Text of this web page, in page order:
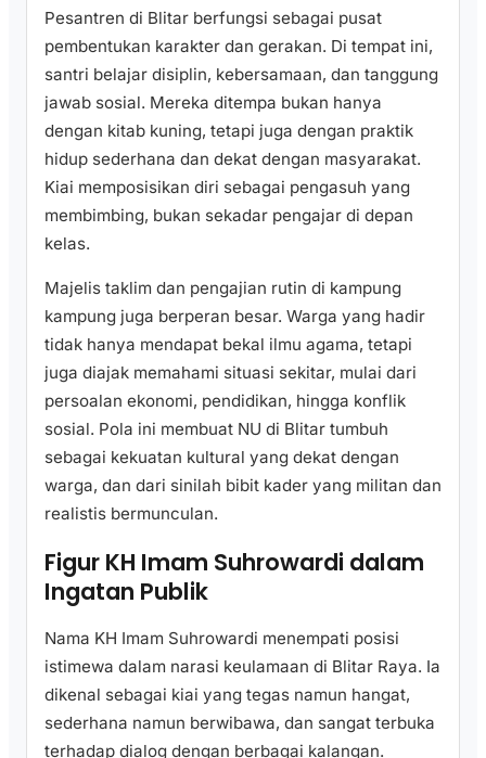
Pesantren di Blitar berfungsi sebagai pusat
pembentukan karakter dan gerakan. Di tempat ini,
santri belajar disiplin, kebersamaan, dan tanggung
jawab sosial. Mereka ditempa bukan hanya
dengan kitab kuning, tetapi juga dengan praktik
hidup sederhana dan dekat dengan masyarakat.
Kiai memposisikan diri sebagai pengasuh yang
membimbing, bukan sekadar pengajar di depan
kelas.
Majelis taklim dan pengajian rutin di kampung
kampung juga berperan besar. Warga yang hadir
tidak hanya mendapat bekal ilmu agama, tetapi
juga diajak memahami situasi sekitar, mulai dari
persoalan ekonomi, pendidikan, hingga konflik
sosial. Pola ini membuat NU di Blitar tumbuh
sebagai kekuatan kultural yang dekat dengan
warga, dan dari sinilah bibit kader yang militan dan
realistis bermunculan.
Figur KH Imam Suhrowardi dalam
Ingatan Publik
Nama KH Imam Suhrowardi menempati posisi
istimewa dalam narasi keulamaan di Blitar Raya. Ia
dikenal sebagai kiai yang tegas namun hangat,
sederhana namun berwibawa, dan sangat terbuka
terhadap dialog dengan berbagai kalangan.